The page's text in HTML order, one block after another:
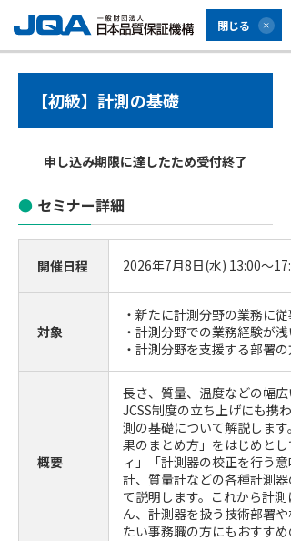
閉じる
【初級】計測の基礎
申し込み期限に達したため受付終了
セミナー詳細
開催日程 2026年7月8日(水) 13:00～
対象
・新たに計測分野の業務に従
・計測分野での業務経験が浅
・計測分野を支援する部署の方
概要
長さ、質量、温度などの幅
JCSS制度の立ち上げにも携
測の基礎について解説しま
果のまとめ方」をはじめと
ィ」「計測器の校正を行う
計、質量計などの各種計測
て説明します。これから計
ん、計測器を扱う技術部署
たい事務職の方にもおすすめ